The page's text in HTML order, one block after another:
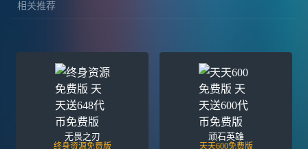
相关推荐
无畏之刃
终身资源免费版
顽石英雄
天天600免费版